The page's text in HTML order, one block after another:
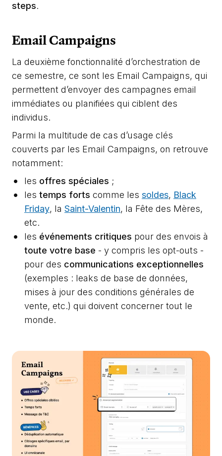
steps.
Email Campaigns
La deuxième fonctionnalité d’orchestration de
ce semestre, ce sont les Email Campaigns, qui
permettent d’envoyer des campagnes email
immédiates ou planifiées qui ciblent des
individus.
Parmi la multitude de cas d’usage clés
couverts par les Email Campaigns, on retrouve
notamment:
les offres spéciales ;
les temps forts comme les soldes, Black
Friday, la Saint-Valentin, la Fête des Mères,
etc.
les événements critiques pour des envois à
toute votre base - y compris les opt-outs -
pour des communications exceptionnelles
(exemples : leaks de base de données,
mises à jour des conditions générales de
vente, etc.) qui doivent concerner tout le
monde.